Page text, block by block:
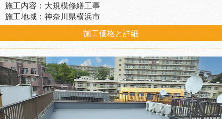
施工内容：大規模修繕工事
施工地域：神奈川県横浜市
施工価格と詳細